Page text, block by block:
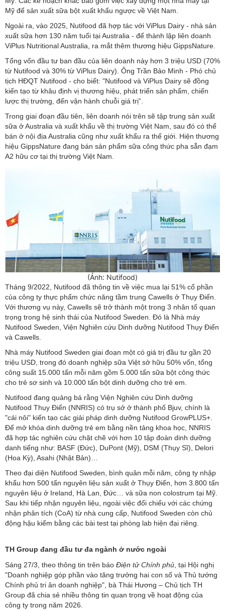
Mỹ để sản xuất sữa bột xuất khẩu ngược về Việt Nam.
Ngoài ra, vào 2025, Nutifood đã hợp tác với ViPlus Dairy - nhà sản
xuất sữa hơn 130 năm tuổi tại Australia - để thành lập liên doanh
ViPlus Nutritional Australia, ra mắt thêm thương hiệu GippsNature.
Tổng vốn đầu tư ban đầu của liên doanh này hơn 3 triệu USD (70%
từ Nutifood và 30% từ ViPlus Dairy). Ông Trần Bảo Minh - Phó chủ
tịch HĐQT Nutifood - cho biết: "Nutifood và ViPlus Dairy sẽ đồng
kiến tạo từ khâu định vị thương hiệu, phát triển sản phẩm, chiến
lược thị trường, đến vận hành chuỗi giá trị”.
Trong giai đoạn đầu tiên, liên doanh nói trên sẽ tập trung sản xuất
sữa ở Australia và xuất khẩu về thị trường Việt Nam, sau đó có thể
bán ở nội địa Australia cũng như xuất khẩu ra thế giới. Hiện thương
hiệu GippsNature đang bán sản phẩm sữa công thức pha sẵn đạm
A2 hữu cơ tại thị trường Việt Nam.
(Ảnh: Nutifood)
Tháng 9/2022, Nutifood đã thông tin về việc mua lại 51% cổ phần
của công ty thực phẩm chức năng tầm trung Cawells ở Thụy Điển.
Với thương vụ này, Cawells sẽ trở thành một trong 3 nhân tố quan
trọng trong hệ sinh thái của Nutifood Sweden. Đó là Nhà máy
Nutifood Sweden, Viện Nghiên cứu Dinh dưỡng Nutifood Thụy Điển
và Cawells.
Nhà máy Nutifood Sweden giai đoạn một có giá trị đầu tư gần 20
triệu USD, trong đó doanh nghiệp sữa Việt sở hữu 50% vốn, tổng
công suất 15.000 tấn mỗi năm gồm 5.000 tấn sữa bột công thức
cho trẻ sơ sinh và 10.000 tấn bột dinh dưỡng cho trẻ em.
Nutifood đang quảng bá rằng Viện Nghiên cứu Dinh dưỡng
Nutifood Thụy Điển (NNRIS) có trụ sở ở thành phố Bjuv, chính là
"cái nôi" kiến tạo các giải pháp dinh dưỡng Nutifood GrowPLUS+.
Để mở khóa dinh dưỡng trẻ em bằng nền tảng khoa học, NNRIS
đã hợp tác nghiên cứu chặt chẽ với hơn 10 tập đoàn dinh dưỡng
danh tiếng như: BASF (Đức), DuPont (Mỹ), DSM (Thụy Sĩ), Delori
(Hoa Kỳ), Asahi (Nhật Bản)…
Theo đại diện Nutifood Sweden, bình quân mỗi năm, công ty nhập
khẩu hơn 500 tấn nguyên liệu sản xuất ở Thụy Điển, hơn 3.800 tấn
nguyên liệu ở Ireland, Hà Lan, Đức… và sữa non colostrum tại Mỹ.
Sau khi tiếp nhận nguyên liệu, ngoài việc đối chiếu với các chứng
nhận phân tích (CoA) từ nhà cung cấp, Nutifood Sweden còn chủ
động hậu kiểm bằng các bài test tại phòng lab hiện đại riêng.
TH Group đang đầu tư đa ngành ở nước ngoài
Sáng 27/3, theo thông tin trên báo Điện tử Chính phủ, tại Hội nghị
"Doanh nghiệp góp phần vào tăng trưởng hai con số và Thủ tướng
Chính phủ tri ân doanh nghiệp", bà Thái Hương – Chủ tịch TH
Group đã chia sẻ nhiều thông tin quan trọng về hoạt động của
công ty trong năm 2026.